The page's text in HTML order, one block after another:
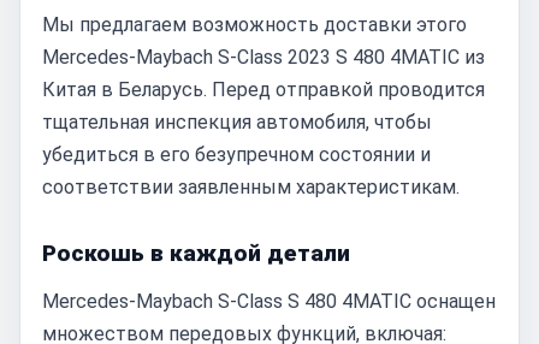
Мы предлагаем возможность доставки этого
Mercedes-Maybach S-Class 2023 S 480 4MATIC из
Китая в Беларусь. Перед отправкой проводится
тщательная инспекция автомобиля, чтобы
убедиться в его безупречном состоянии и
соответствии заявленным характеристикам.
Роскошь в каждой детали
Mercedes-Maybach S-Class S 480 4MATIC оснащен
множеством передовых функций, включая: